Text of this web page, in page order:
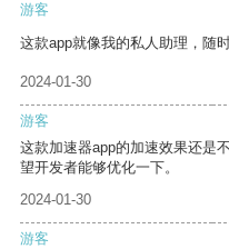
游客
这款app就像我的私人助理，随
2024-01-30
游客
这款加速器app的加速效果还是
望开发者能够优化一下。
2024-01-30
游客